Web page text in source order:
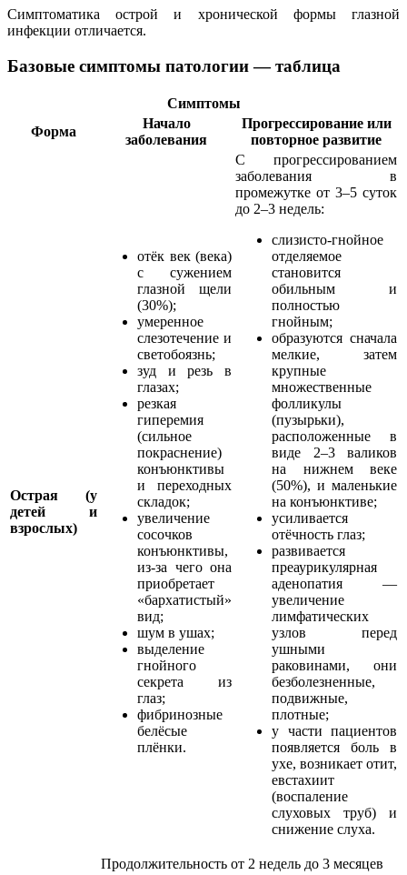
Симптоматика острой и хронической формы глазной
инфекции отличается.
Базовые симптомы патологии — таблица
Симптомы
Форма
Начало
заболевания
Прогрессирование или
повторное развитие
Острая (у
детей и
взрослых)
отёк век (века)
с сужением
глазной щели
(30%);
умеренное
слезотечение и
светобоязнь;
зуд и резь в
глазах;
резкая
гиперемия
(сильное
покраснение)
конъюнктивы
и переходных
складок;
увеличение
сосочков
конъюнктивы,
из-за чего она
приобретает
«бархатистый»
вид;
шум в ушах;
выделение
гнойного
секрета из
глаз;
фибринозные
белёсые
плёнки.
С прогрессированием
заболевания в
промежутке от 3–5 суток
до 2–3 недель:
слизисто-гнойное
отделяемое
становится
обильным и
полностью
гнойным;
образуются сначала
мелкие, затем
крупные
множественные
фолликулы
(пузырьки),
расположенные в
виде 2–3 валиков
на нижнем веке
(50%), и маленькие
на конъюнктиве;
усиливается
отёчность глаз;
развивается
преаурикулярная
аденопатия —
увеличение
лимфатических
узлов перед
ушными
раковинами, они
безболезненные,
подвижные,
плотные;
у части пациентов
появляется боль в
ухе, возникает отит,
евстахиит
(воспаление
слуховых труб) и
снижение слуха.
Продолжительность от 2 недель до 3 месяцев